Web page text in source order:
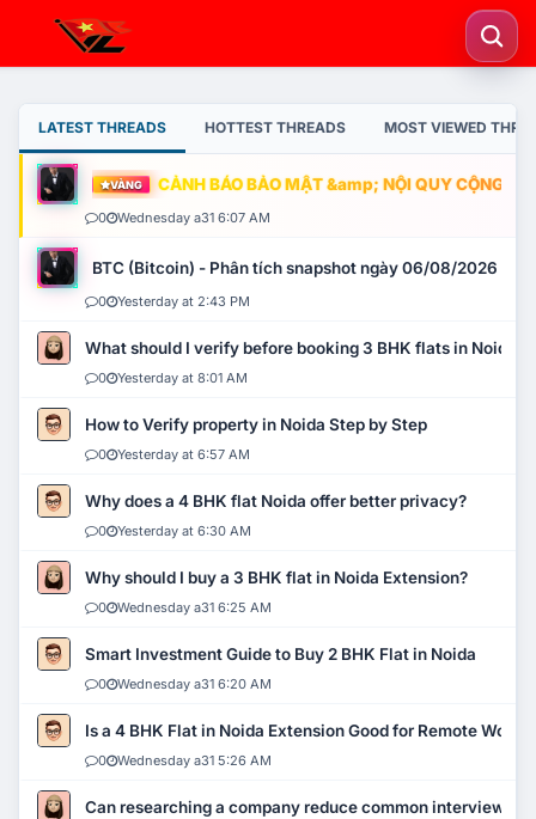
LATEST THREADS HOTTEST THREADS MOST VIEWED
VÀNG CẢNH BÁO BẢO MẬT &amp; NỘI QUY CỘNG
0 Wednesday a31 6:07 AM
BTC (Bitcoin) - Phân tích snapshot ngày 06/08/2026
0 Yesterday at 2:43 PM
What should I verify before booking 3 BHK flats in Noida?
0 Yesterday at 8:01 AM
How to Verify property in Noida Step by Step
0 Yesterday at 6:57 AM
Why does a 4 BHK flat Noida offer better privacy?
0 Yesterday at 6:30 AM
Why should I buy a 3 BHK flat in Noida Extension?
0 Wednesday a31 6:25 AM
Smart Investment Guide to Buy 2 BHK Flat in Noida
0 Wednesday a31 6:20 AM
Is a 4 BHK Flat in Noida Extension Good for Remote Work?
0 Wednesday a31 5:26 AM
Can researching a company reduce common interview